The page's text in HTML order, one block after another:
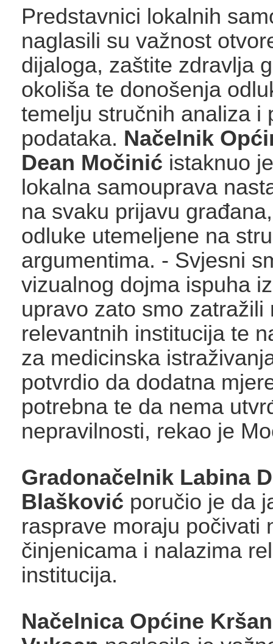
Predstavnici lokalnih
naglasili su važnost
dijaloga, zaštite zdravlja
okoliša te donošenja
temelju stručnih analiza i
podataka. Načelnik
Dean Močinić istaknuo
lokalna samouprava
na svaku prijavu
odluke utemeljene na
argumentima. - Svjesni
vizualnog dojma ispuha
upravo zato smo zatražili
relevantnih institucija te
za medicinska
potvrdio da dodatna
potrebna te da nema
nepravilnosti, rekao je
Gradonačelnik Labina
Blašković poručio je da
rasprave moraju počivati
činjenicama i nalazima
institucija.
Načelnica Općine